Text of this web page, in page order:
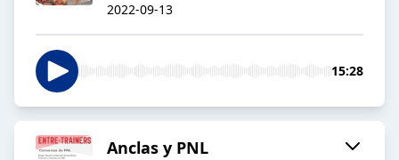
2022-09-13
15:28
Anclas y PNL